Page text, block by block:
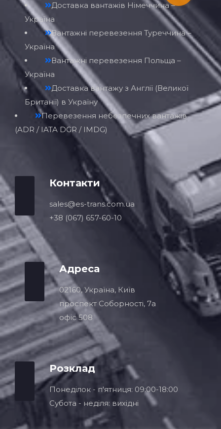
Доставка вантажів Німеччина –
Україна
Вантажні перевезення Туреччина –
Україна
Вантажні перевезення Польща –
Україна
Доставка вантажу з Англії (Великої
Британії) в Україну
Перевезення небезпечних вантажів
(ADR / IATA DGR / IMDG)
Контакти
sales@es-trans.com.ua
+38 (067) 657-60-10
Адреса
02160, Україна, Київ
проспект Соборності, 7a
офіс 508
Розклад
Понеділок - п'ятниця: 09:00-18:00
Субота - неділя: вихідні